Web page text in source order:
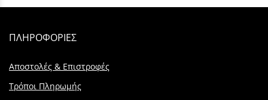
ΠΛΗΡΟΦΟΡΙΕΣ
Αποστολές & Επιστροφές
Τρόποι Πληρωμής